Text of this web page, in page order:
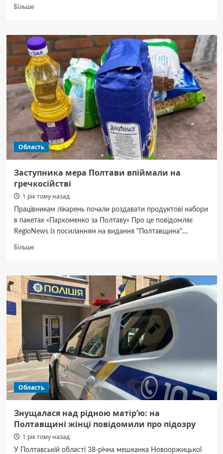
БільшеДокладніше
строк
отримав
водій,
який
біля
Полтави
спричинив
смертельну
аварію,
в’їхавши
відбійник
Область
Заступника мера Полтави впіймали на
гречкосійстві
1 рік тому назад
Працівникам лікарень почали роздавати продуктові набори
в пакетах «Пархоменко за Полтаву» Про це повідомляє
RegioNews із посиланням на видання "Полтавщина"....
БільшеДокладніше
мера
Полтави
впіймали
на
Область
Знущалася над рідною матір’ю: на
Полтавщині жінці повідомили про підозру
1 рік тому назад
У Полтавській області 38-річна мешканка Новооржицької